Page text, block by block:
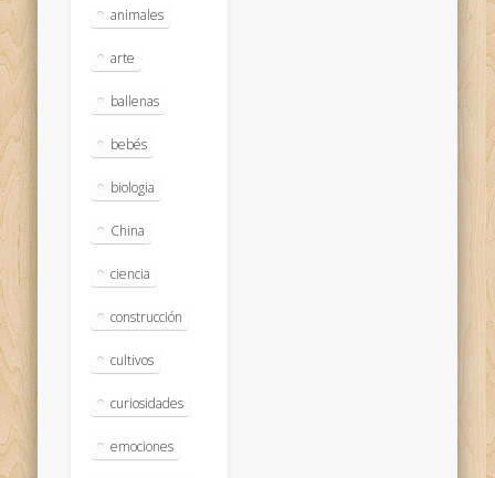
animales
arte
ballenas
bebés
biologia
China
ciencia
construcción
cultivos
curiosidades
emociones